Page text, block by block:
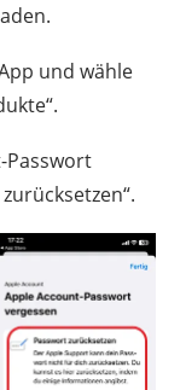
und wähle
Passwort